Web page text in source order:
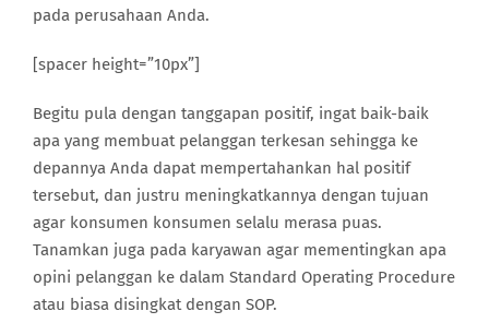
pada perusahaan Anda.
[spacer height=”10px”]
Begitu pula dengan tanggapan positif, ingat baik-baik
apa yang membuat pelanggan terkesan sehingga ke
depannya Anda dapat mempertahankan hal positif
tersebut, dan justru meningkatkannya dengan tujuan
agar konsumen konsumen selalu merasa puas.
Tanamkan juga pada karyawan agar mementingkan apa
opini pelanggan ke dalam Standard Operating Procedure
atau biasa disingkat dengan SOP.